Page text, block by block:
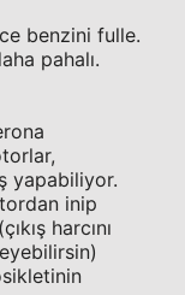
benzini fulle.
pahalı.
yapabiliyor.
inip
harcını